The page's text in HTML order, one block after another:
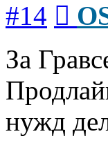
#14
За
нужд